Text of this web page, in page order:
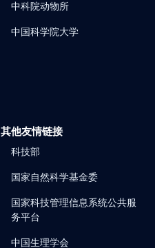
中科院动物所
中国科学院大学
其他友情链接
科技部
国家自然科学基金委
国家科技管理信息系统公共服
务平台
中国生理学会